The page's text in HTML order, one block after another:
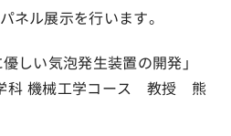
ネル展示を行います。
優しい気泡発生装置の開発」
科 機械工学コース 教授 熊